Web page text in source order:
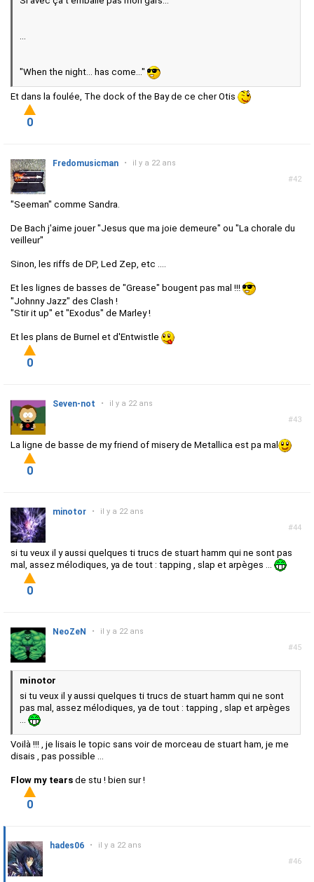
...
"When the night... has come..."
Et dans la foulée, The dock of the Bay de ce cher Otis
0
#42
Fredomusicman • il y a 22 ans
"Seeman" comme Sandra.
De Bach j'aime jouer "Jesus que ma joie demeure" ou "La chorale du
veilleur"
Sinon, les riffs de DP, Led Zep, etc ....
Et les lignes de basses de "Grease" bougent pas mal !!!
"Johnny Jazz" des Clash !
"Stir it up" et "Exodus" de Marley !
Et les plans de Burnel et d'Entwistle
0
#43
Seven-not • il y a 22 ans
La ligne de basse de my friend of misery de Metallica est pa mal
0
#44
minotor • il y a 22 ans
si tu veux il y aussi quelques ti trucs de stuart hamm qui ne sont pas
mal, assez mélodiques, ya de tout : tapping , slap et arpèges ...
0
#45
NeoZeN • il y a 22 ans
minotor
si tu veux il y aussi quelques ti trucs de stuart hamm qui ne sont
pas mal, assez mélodiques, ya de tout : tapping , slap et arpèges
...
Voilà !!! , je lisais le topic sans voir de morceau de stuart ham, je me
disais , pas possible ...
Flow my tears de stu ! bien sur !
0
#46
hades06 • il y a 22 ans